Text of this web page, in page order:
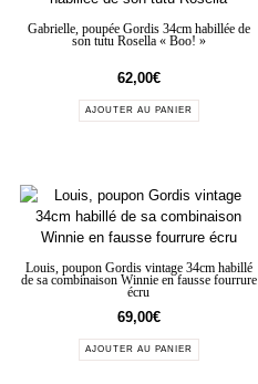
Gabrielle, poupée Gordis 34cm habillée de
son tutu Rosella « Boo! »
62,00€
AJOUTER AU PANIER
Louis, poupon Gordis vintage 34cm habillé
de sa combinaison Winnie en fausse fourrure
écru
69,00€
AJOUTER AU PANIER